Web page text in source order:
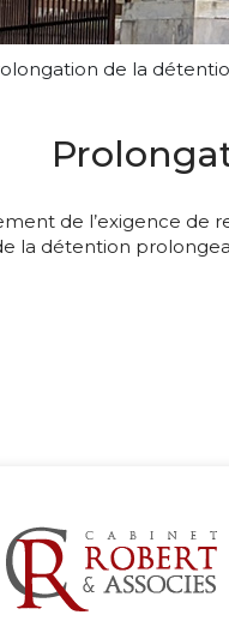
de la
de l’exigence de
la détention